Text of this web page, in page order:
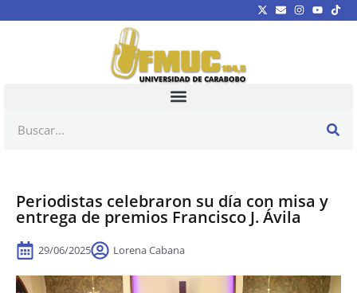
Periodistas celebraron su día con misa y
entrega de premios Francisco J. Ávila
29/06/2025 Lorena Cabana